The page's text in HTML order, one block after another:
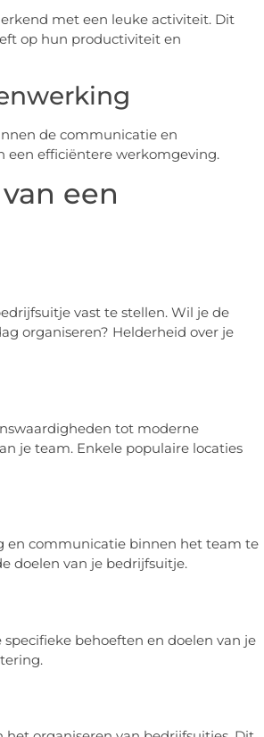
met een leuke activiteit. Dit
op hun productiviteit en
de communicatie en
een efficiëntere werkomgeving.
een
vast te stellen. Wil je de
organiseren? Helderheid over je
tot moderne
je team. Enkele populaire locaties
communicatie binnen het team te
doelen van je bedrijfsuitje.
behoeften en doelen van je